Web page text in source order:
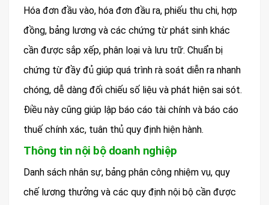
Hóa đơn đầu vào, hóa đơn đầu ra, phiếu thu chi, hợp
đồng, bảng lương và các chứng từ phát sinh khác
cần được sắp xếp, phân loại và lưu trữ. Chuẩn bị
chứng từ đầy đủ giúp quá trình rà soát diễn ra nhanh
chóng, dễ dàng đối chiếu số liệu và phát hiện sai sót.
Điều này cũng giúp lập báo cáo tài chính và báo cáo
thuế chính xác, tuân thủ quy định hiện hành.
Thông tin nội bộ doanh nghiệp
Danh sách nhân sự, bảng phân công nhiệm vụ, quy
chế lương thưởng và các quy định nội bộ cần được